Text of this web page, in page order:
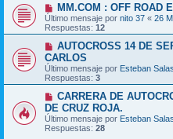
MM.COM : OFF ROAD
Último mensaje por nito 37 « 26
Respuestas: 12
AUTOCROSS 14 DE
CARLOS
Último mensaje por Esteban Salas
Respuestas: 3
CARRERA DE
DE CRUZ ROJA.
Último mensaje por Esteban Salas
Respuestas: 28